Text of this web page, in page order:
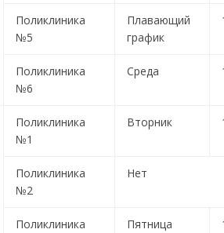
Поликлиника
№5
Плавающий
график
Поликлиника
№6
Среда
Поликлиника
№1
Вторник
Поликлиника
№2
Нет
Поликлиника
Пятница